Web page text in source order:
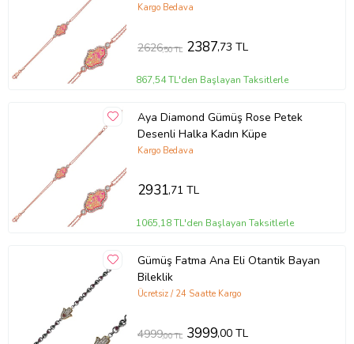
Kargo Bedava
2626,50 TL 2387,73 TL
867,54 TL'den Başlayan Taksitlerle
Aya Diamond Gümüş Rose Petek
Desenli Halka Kadın Küpe
Kargo Bedava
2931,71 TL
1065,18 TL'den Başlayan Taksitlerle
Gümüş Fatma Ana Eli Otantik Bayan
Bileklik
Ücretsiz / 24 Saatte Kargo
4999,00 TL 3999,00 TL